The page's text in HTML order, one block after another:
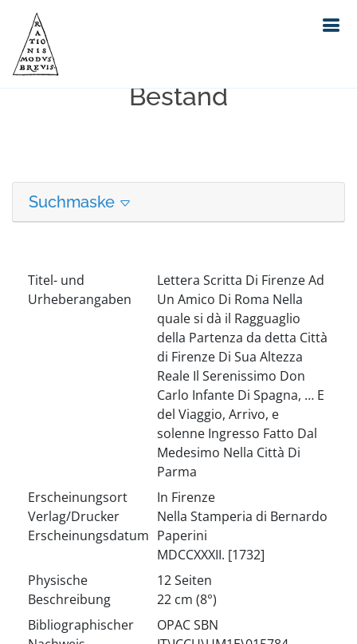
Erweiterte Suche in unserem
Bestand
Suchmaske
Titel- und
Urheberangaben
Lettera Scritta Di Firenze Ad
Un Amico Di Roma Nella
quale si dà il Ragguaglio
della Partenza da detta Città
di Firenze Di Sua Altezza
Reale Il Serenissimo Don
Carlo Infante Di Spagna, … E
del Viaggio, Arrivo, e
solenne Ingresso Fatto Dal
Medesimo Nella Città Di
Parma
Erscheinungsort
Verlag/Drucker
Erscheinungsdatum
In Firenze
Nella Stamperia di Bernardo
Paperini
MDCCXXXII. [1732]
Physische
Beschreibung
12 Seiten
22 cm (8°)
Bibliographischer
OPAC SBN